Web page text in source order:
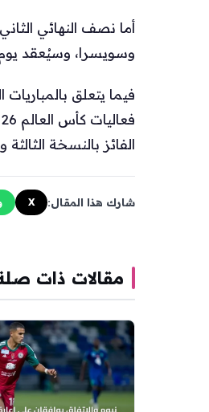
أما نصف النهائي
وسويسرا، وسيُعقد يوم 15 يوليو في أتلانتا.
الفائز بالنسخة
شارك هذا المقال: X
مقالات ذات